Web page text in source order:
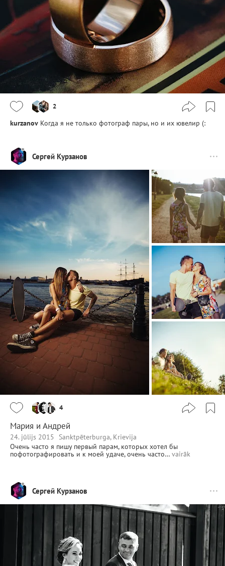
2
kurzanov Когда я не только фотограф пары, но и их ювелир (:
Сергей Курзанов
4
Мария и Андрей
24. jūlijs 2015
Sanktpēterburga, Krievija
Очень часто я пишу первый парам, которых хотел бы
пофотографировать и к моей удаче, очень часто… vairāk
Сергей Курзанов